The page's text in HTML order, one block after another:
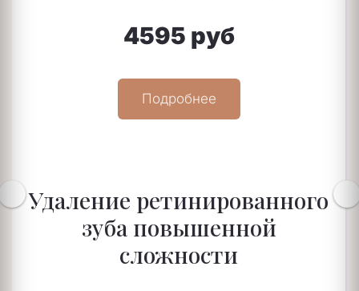
4595 руб
Подробнее
Удаление ретинированного
зуба повышенной
сложности